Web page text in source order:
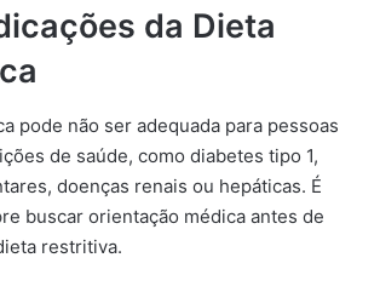
da Dieta
pode não ser adequada para pessoas
de saúde, como diabetes tipo 1,
doenças renais ou hepáticas. É
buscar orientação médica antes de
restritiva.